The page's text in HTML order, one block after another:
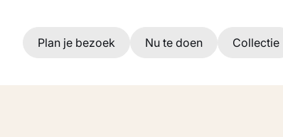
Ga naar hoofdinhoud
Plan je bezoek Nu te doen Collectie